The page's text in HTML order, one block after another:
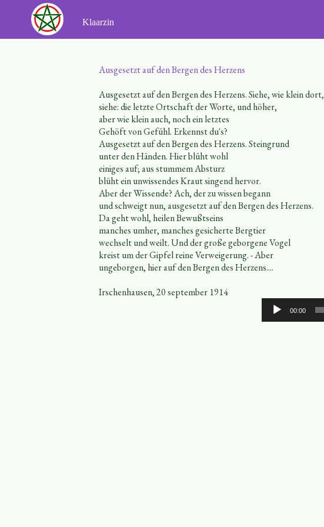
Klaarzin
Ausgesetzt auf den Bergen des Herzens
Ausgesetzt auf den Bergen des Herzens. Siehe, wie klein dort,
siehe: die letzte Ortschaft der Worte, und höher,
aber wie klein auch, noch ein letztes
Gehöft von Gefühl. Erkennst du's?
Ausgesetzt auf den Bergen des Herzens. Steingrund
unter den Händen. Hier blüht wohl
einiges auf; aus stummem Absturz
blüht ein unwissendes Kraut singend hervor.
Aber der Wissende? Ach, der zu wissen begann
und schweigt nun, ausgesetzt auf den Bergen des Herzens.
Da geht wohl, heilen Bewußtseins
manches umher, manches gesicherte Bergtier
wechselt und weilt. Und der große geborgene Vogel
kreist um der Gipfel reine Verweigerung. - Aber
ungeborgen, hier auf den Bergen des Herzens....
Irschenhausen, 20 september 1914
Audiospeler
00:00